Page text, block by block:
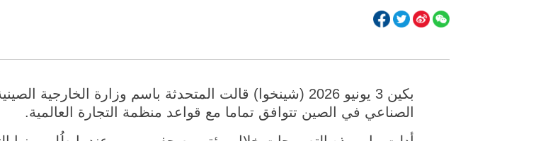
بكين 3 يونيو 2026 (شينخوا) قالت المتحدثة باسم وزارة
الصناعي في الصين تتوافق تماما مع قواعد منظمة التجارة العالمية.